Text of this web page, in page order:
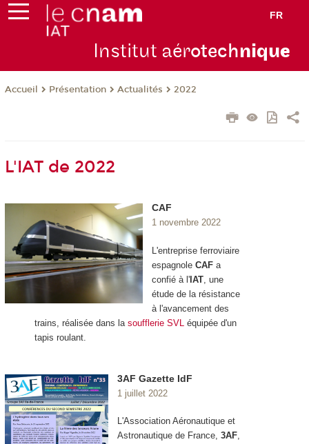
FR
Institut aérotechnique
Accueil Présentation Actualités 2022
L'IAT de 2022
CAF
1 novembre 2022
L'entreprise ferroviaire
espagnole CAFa
confié à l'IAT, une
étude de la résistance
à l'avancement des
trains, réalisée dans la soufflerie SVL
équipée d'un
tapis roulant.
3AF Gazette IdF
1 juillet 2022
L'Association Aéronautique et
Astronautique de France, 3AF,